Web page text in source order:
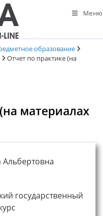
Меню
образование
Отчет по практике (на
материалах
государственный